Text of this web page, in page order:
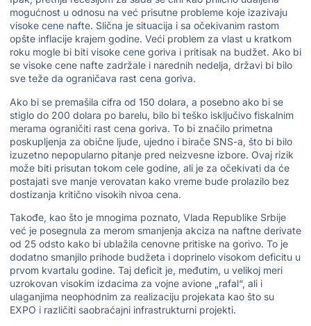
mogućnost u odnosu na već prisutne probleme koje izazivaju
visoke cene nafte. Slična je situacija i sa očekivanim rastom
opšte inflacije krajem godine. Veći problem za vlast u kratkom
roku mogle bi biti visoke cene goriva i pritisak na budžet. Ako bi
se visoke cene nafte zadržale i narednih nedelja, državi bi bilo
sve teže da ograničava rast cena goriva.
Ako bi se premašila cifra od 150 dolara, a posebno ako bi se
stiglo do 200 dolara po barelu, bilo bi teško isključivo fiskalnim
merama ograničiti rast cena goriva. To bi značilo primetna
poskupljenja za obične ljude, ujedno i birače SNS-a, što bi bilo
izuzetno nepopularno pitanje pred neizvesne izbore. Ovaj rizik
može biti prisutan tokom cele godine, ali je za očekivati da će
postajati sve manje verovatan kako vreme bude prolazilo bez
dostizanja kritično visokih nivoa cena.
Takođe, kao što je mnogima poznato, Vlada Republike Srbije
već je posegnula za merom smanjenja akciza na naftne derivate
od 25 odsto kako bi ublažila cenovne pritiske na gorivo. To je
dodatno smanjilo prihode budžeta i doprinelo visokom deficitu u
prvom kvartalu godine. Taj deficit je, međutim, u velikoj meri
uzrokovan visokim izdacima za vojne avione „rafal“, ali i
ulaganjima neophodnim za realizaciju projekata kao što su
EXPO i različiti saobraćajni infrastrukturni projekti.